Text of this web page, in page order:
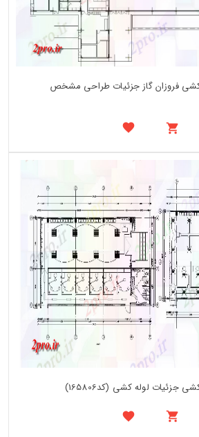
کشی فروزان گاز جزئیات طراحی مشخص
جزئیات لوله کشی (کد165806)